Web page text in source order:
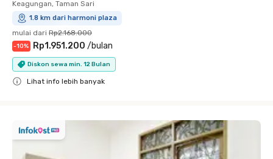
Keagungan, Taman Sari
1.8 km dari harmoni plaza
mulai dari Rp2.168.000
-10% Rp1.951.200 /bulan
Diskon sewa min. 12 Bulan
Lihat info lebih banyak